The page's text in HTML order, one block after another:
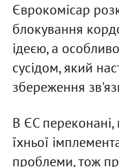
Єврокомісар
блокування
ідеєю, а
сусідом, який
збереження
В ЄС
їхньої
проблеми, тож